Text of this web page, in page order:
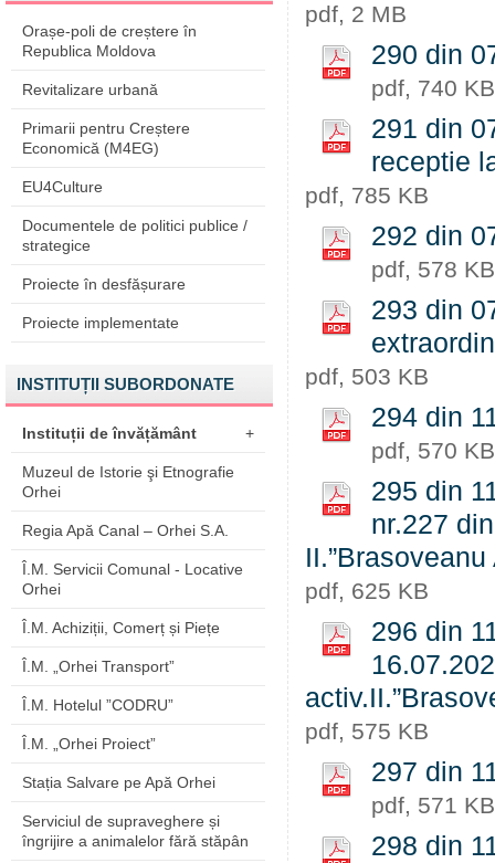
Orașe-poli de creștere în
Republica Moldova
Revitalizare urbană
Primarii pentru Creștere
Economică (M4EG)
EU4Culture
Documentele de politici publice /
strategice
Proiecte în desfășurare
Proiecte implementate
INSTITUȚII SUBORDONATE
Instituții de învățământ +
Muzeul de Istorie şi Etnografie
Orhei
Regia Apă Canal – Orhei S.A.
Î.M. Servicii Comunal - Locative
Orhei
Î.M. Achiziții, Comerț și Piețe
Î.M. „Orhei Transport”
Î.M. Hotelul ”CODRU”
Î.M. „Orhei Proiect”
Stația Salvare pe Apă Orhei
Serviciul de supraveghere și
îngrijire a animalelor fără stăpân
pdf, 2 MB
290 din
pdf, 740 KB
291 din
receptie
pdf, 785 KB
292 din
pdf, 578 KB
293 din
pdf, 503 KB
294 din
pdf, 570 KB
295 din
nr.227
II.”Brasoveanu
pdf, 625 KB
296 din
pdf, 575 KB
297 din
pdf, 571 KB
298 din